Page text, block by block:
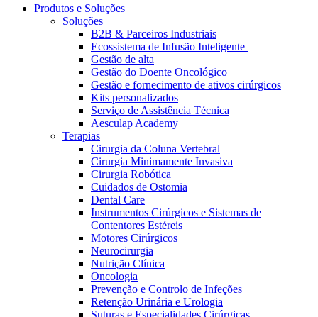
Catálogo de Produtos
Encontre o produto que procura. Visite o catálogo de produtos
da B. Braun com o nosso portfólio completo.
Centro de Inovação
Vamos impulsionar juntos a inovação na tecnologia médica.
Saiba mais sobre o nosso centro de inovação e apresente a sua
Produtos e Soluções
Soluções
B2B & Parceiros Industriais
Ecossistema de Infusão Inteligente
Gestão de alta
Gestão do Doente Oncológico
Gestão e fornecimento de ativos cirúrgicos
Kits personalizados
Serviço de Assistência Técnica
Aesculap Academy
Terapias
Cirurgia da Coluna Vertebral
Cirurgia Minimamente Invasiva
Cirurgia Robótica
Cuidados de Ostomia
Dental Care
Instrumentos Cirúrgicos e Sistemas de
Contentores Estéreis
Motores Cirúrgicos
Neurocirurgia
Nutrição Clínica
Oncologia
Prevenção e Controlo de Infeções
Retenção Urinária e Urologia
Suturas e Especialidades Cirúrgicas